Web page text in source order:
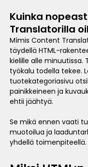
Kuinka
Translatorilla
Mímis Content
täydellä HTML-
kielille alle minuutissa.
työkalu todella tekee.
tuotekategoriasivu
painikkeineen ja
ehtii jäähtyä.
Se mikä ennen vaati
muotoilua ja
yhdellä toimenpiteellä.